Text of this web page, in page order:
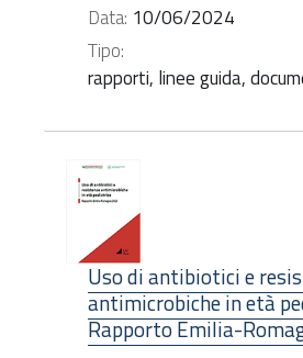
Data: 10/06/2024
Tipo:
rapporti, linee guida,
Uso di antibiotici e
antimicrobiche in età
Rapporto Emilia-